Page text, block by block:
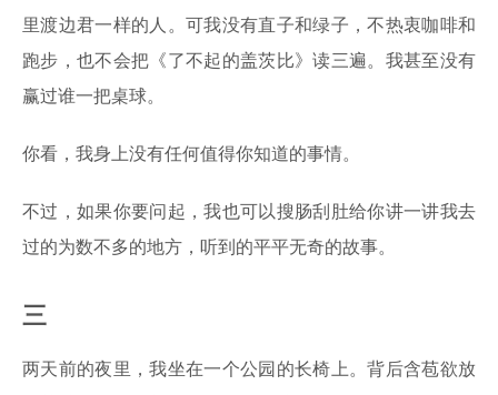
里渡边君一样的人。可我没有直子和绿子，不热衷咖啡和
跑步，也不会把《了不起的盖茨比》读三遍。我甚至没有
赢过谁一把桌球。
你看，我身上没有任何值得你知道的事情。
不过，如果你要问起，我也可以搜肠刮肚给你讲一讲我去
过的为数不多的地方，听到的平平无奇的故事。
三
两天前的夜里，我坐在一个公园的长椅上。背后含苞欲放